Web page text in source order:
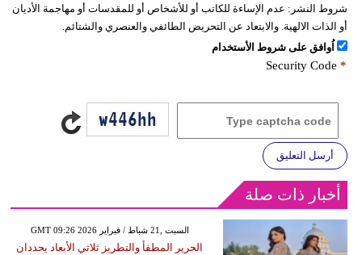
شروط النشر: عدم الإساءة للكاتب أو للأشخاص أو للمقدسات أو مهاجمة الأديان
أو الذات الالهية. والابتعاد عن التحريض الطائفي والعنصري والشتائم.
اُوافق على شروط الأستخدام
Security Code *
أرسل التعليق
أخبار ذات صلة
GMT 09:26 2026 السبت ,21 شباط / فبراير
الحرير المطفأ والتطريز ثلاثي الأبعاد يحددان